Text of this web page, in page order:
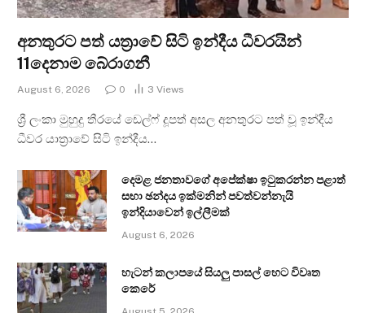
අනතුරට පත් යත්‍රාවේ සිටි ඉන්දීය ධීවරයින්
11දෙනාම බේරාගනී
August 6, 2026 0 3 Views
ශ්‍රී ලංකා මුහුදු තීරයේ ඩෙල්ෆ් දූපත් අසල අනතුරට පත් වූ ඉන්දීය
ධීවර යාත්‍රාවේ සිටි ඉන්දීය…
දෙමළ ජනතාවගේ අපේක්ෂා ඉටුකරන්න පළාත්
සභා ඡන්දය ඉක්මනින් පවත්වන්නැයි
ඉන්දියාවෙන් ඉල්ලීමක්
August 6, 2026
හැටන් කලාපයේ සියලු පාසල් හෙට විවෘත
කෙරේ